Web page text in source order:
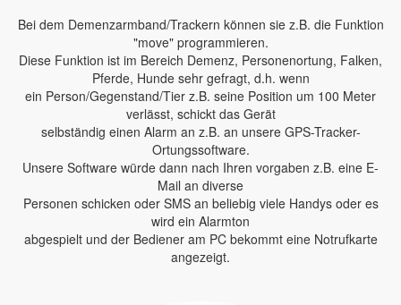
Bei dem Demenzarmband/Trackern können sie z.B. die Funktion
"move" programmieren.
Diese Funktion ist im Bereich Demenz, Personenortung, Falken,
Pferde, Hunde sehr gefragt, d.h. wenn
ein Person/Gegenstand/Tier z.B. seine Position um 100 Meter
verlässt, schickt das Gerät
selbständig einen Alarm an z.B. an unsere GPS-Tracker-
Ortungssoftware.
Unsere Software würde dann nach Ihren vorgaben z.B. eine E-
Mail an diverse
Personen schicken oder SMS an beliebig viele Handys oder es
wird ein Alarmton
abgespielt und der Bediener am PC bekommt eine Notrufkarte
angezeigt.